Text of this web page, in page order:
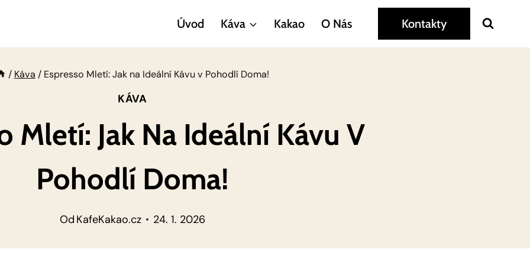
Úvod Káva Kakao O Nás Kontakty
/ Káva / Espresso Mletí: Jak na Ideální Kávu v Pohodlí Doma!
KÁVA
Mletí: Jak Na Ideální Kávu V
Pohodlí Doma!
Od KafeKakao.cz 24. 1. 2026